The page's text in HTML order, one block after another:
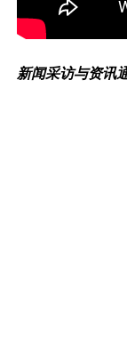
新闻采访与资讯